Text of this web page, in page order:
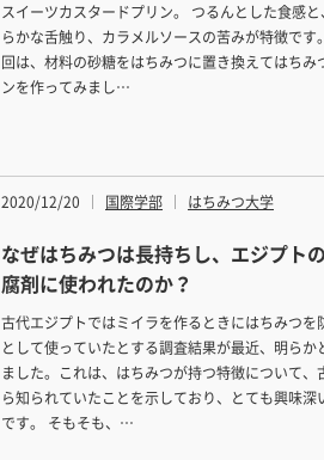
スイーツカスタードプリン。 つるんとした食感
らかな舌触り、カラメルソースの苦みが特徴です
回は、材料の砂糖をはちみつに置き換えてはちみ
ンを作ってみまし…
2020/12/20 国際学部 はちみつ大学
なぜはちみつは長持ちし、エジプト
腐剤に使われたのか？
古代エジプトではミイラを作るときにはちみつを
として使っていたとする調査結果が最近、明らか
ました。これは、はちみつが持つ特徴について、
ら知られていたことを示しており、とても興味深
です。 そもそも、…